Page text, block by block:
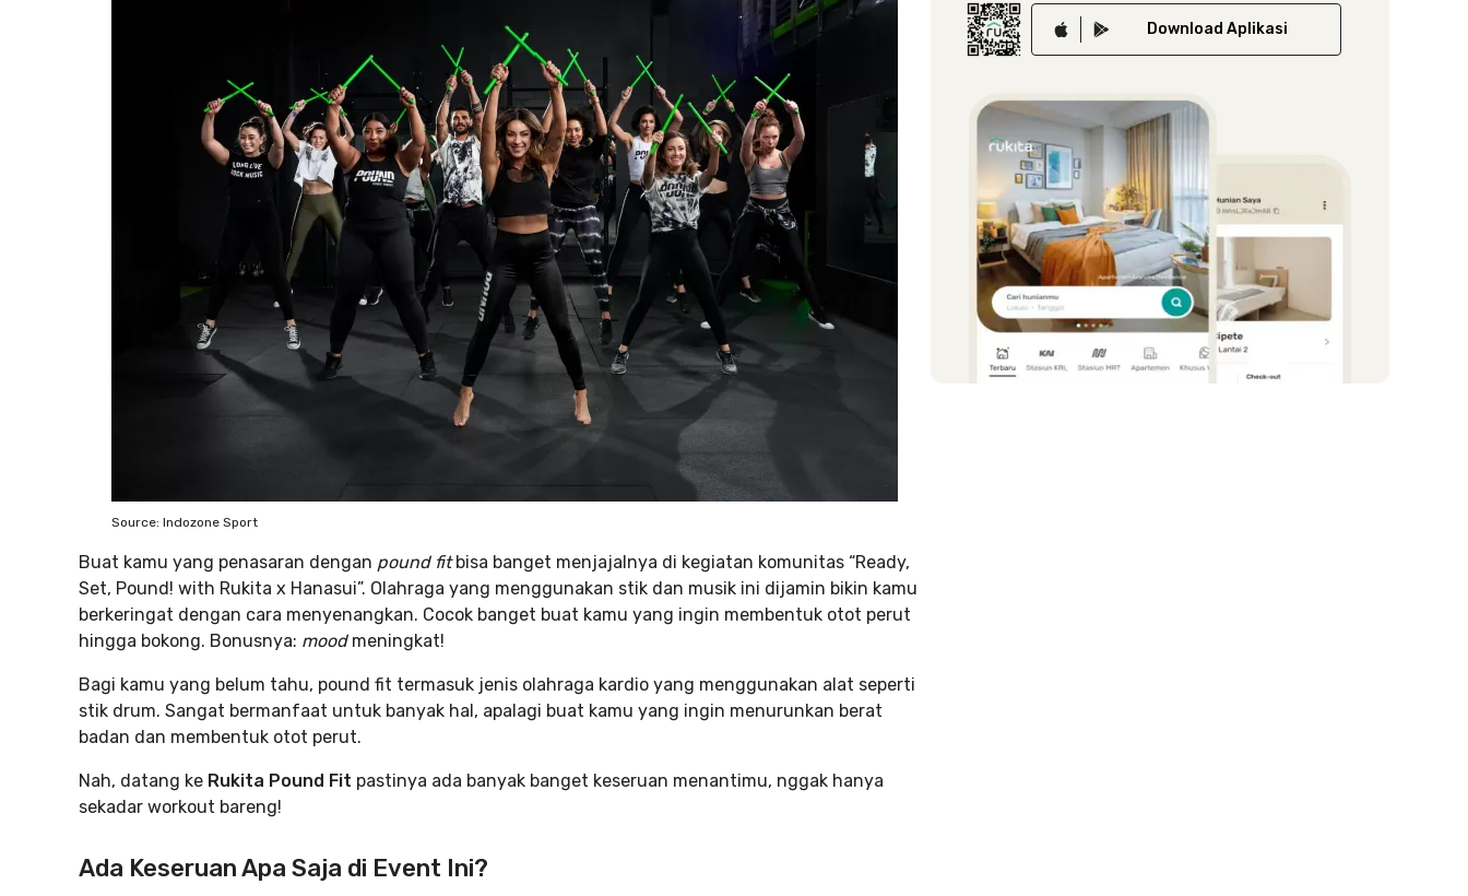
Source: Indozone Sport
Buat kamu yang penasaran dengan pound fitbisa banget menjajalnya di kegiatan komunitas “Ready,
Set, Pound! with Rukita x Hanasui”. Olahraga yang menggunakan stik dan musik ini dijamin bikin kamu
berkeringat dengan cara menyenangkan. Cocok banget buat kamu yang ingin membentuk otot perut
hingga bokong. Bonusnya: moodmeningkat!
Bagi kamu yang belum tahu, pound fit termasuk jenis olahraga kardio yang menggunakan alat seperti
stik drum. Sangat bermanfaat untuk banyak hal, apalagi buat kamu yang ingin menurunkan berat
badan dan membentuk otot perut.
Nah, datang ke Rukita Pound Fit pastinya ada banyak banget keseruan menantimu, nggak hanya
sekadar workout bareng!
Ada Keseruan Apa Saja di Event Ini?
Download Aplikasi